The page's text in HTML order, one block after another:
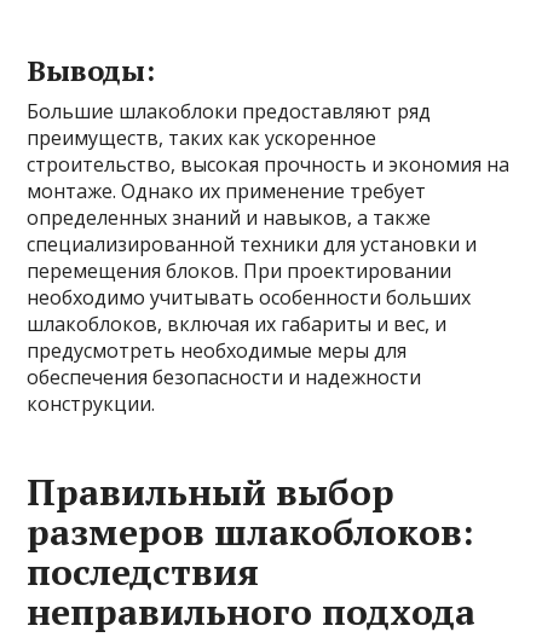
Выводы:
Большие шлакоблоки предоставляют ряд
преимуществ, таких как ускоренное
строительство, высокая прочность и экономия на
монтаже. Однако их применение требует
определенных знаний и навыков, а также
специализированной техники для установки и
перемещения блоков. При проектировании
необходимо учитывать особенности больших
шлакоблоков, включая их габариты и вес, и
предусмотреть необходимые меры для
обеспечения безопасности и надежности
конструкции.
Правильный выбор
размеров шлакоблоков:
последствия
неправильного подхода